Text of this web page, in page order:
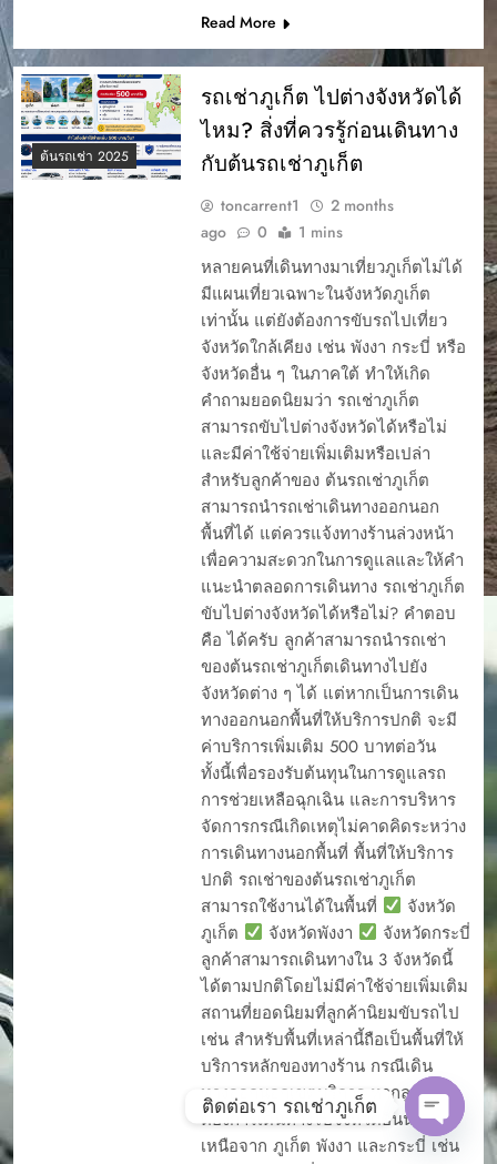
Read More
ต้นรถเช่า 2025
รถเช่าภูเก็ต ไปต่างจังหวัดได้
ไหม? สิ่งที่ควรรู้ก่อนเดินทาง
กับต้นรถเช่าภูเก็ต
toncarrent1
2 months
ago
0 1 mins
หลายคนที่เดินทางมาเที่ยวภูเก็ตไม่ได้
มีแผนเที่ยวเฉพาะในจังหวัดภูเก็ต
เท่านั้น แต่ยังต้องการขับรถไปเที่ยว
จังหวัดใกล้เคียง เช่น พังงา กระบี่ หรือ
จังหวัดอื่น ๆ ในภาคใต้ ทำให้เกิด
คำถามยอดนิยมว่า รถเช่าภูเก็ต
สามารถขับไปต่างจังหวัดได้หรือไม่
และมีค่าใช้จ่ายเพิ่มเติมหรือเปล่า
สำหรับลูกค้าของ ต้นรถเช่าภูเก็ต
สามารถนำรถเช่าเดินทางออกนอก
พื้นที่ได้ แต่ควรแจ้งทางร้านล่วงหน้า
เพื่อความสะดวกในการดูแลและให้คำ
แนะนำตลอดการเดินทาง รถเช่าภูเก็ต
ขับไปต่างจังหวัดได้หรือไม่? คำตอบ
คือ ได้ครับ ลูกค้าสามารถนำรถเช่า
ของต้นรถเช่าภูเก็ตเดินทางไปยัง
จังหวัดต่าง ๆ ได้ แต่หากเป็นการเดิน
ทางออกนอกพื้นที่ให้บริการปกติ จะมี
ค่าบริการเพิ่มเติม 500 บาทต่อวัน
ทั้งนี้เพื่อรองรับต้นทุนในการดูแลรถ
การช่วยเหลือฉุกเฉิน และการบริหาร
จัดการกรณีเกิดเหตุไม่คาดคิดระหว่าง
การเดินทางนอกพื้นที่ พื้นที่ให้บริการ
ปกติ รถเช่าของต้นรถเช่าภูเก็ต
สามารถใช้งานได้ในพื้นที่
จังหวัด
ภูเก็ต
จังหวัดพังงา
จังหวัดกระบี่
ลูกค้าสามารถเดินทางใน 3 จังหวัดนี้
ได้ตามปกติโดยไม่มีค่าใช้จ่ายเพิ่มเติม
สถานที่ยอดนิยมที่ลูกค้านิยมขับรถไป
เช่น สำหรับพื้นที่เหล่านี้ถือเป็นพื้นที่ให้
บริการหลักของทางร้าน กรณีเดิน
ทางออกนอกเขตบริการ หากลูกค้า
ต้องการเดินทางไปจังหวัดอื่นนอก
เหนือจาก ภูเก็ต พังงา และกระบี่ เช่น
ติดต่อเรา รถเช่าภูเก็ต
Open